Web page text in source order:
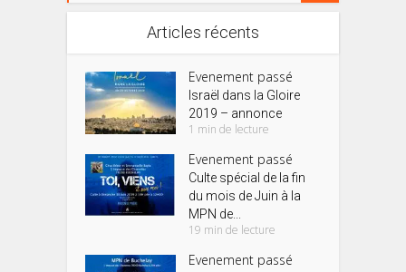
Articles récents
Evenement passé
Israël dans la Gloire
2019 – annonce
1 min de lecture
Evenement passé
Culte spécial de la fin
du mois de Juin à la
MPN de...
19 min de lecture
Evenement passé